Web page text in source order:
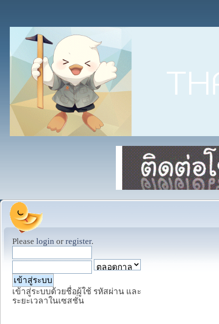
Please login or register.
เข้าสู่ระบบด้วยชื่อผู้ใช้ รหัสผ่าน และ
ระยะเวลาในเซสชั่น